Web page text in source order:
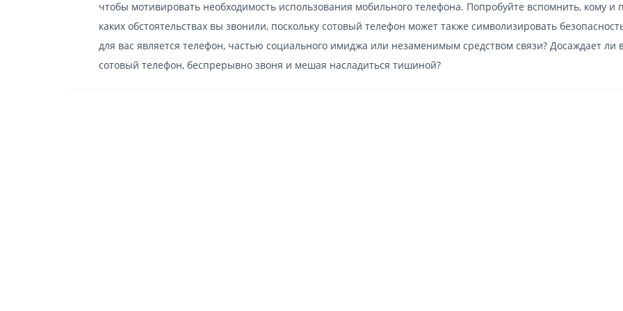
чтобы мотивировать необходимость использования мобильного телефона. Попробуйте вспомнить, кому и
каких обстоятельствах вы звонили, поскольку сотовый телефон может также символизировать
для вас является телефон, частью социального имиджа или незаменимым средством связи? Досаждает ли
сотовый телефон, беспрерывно звоня и мешая насладиться тишиной?